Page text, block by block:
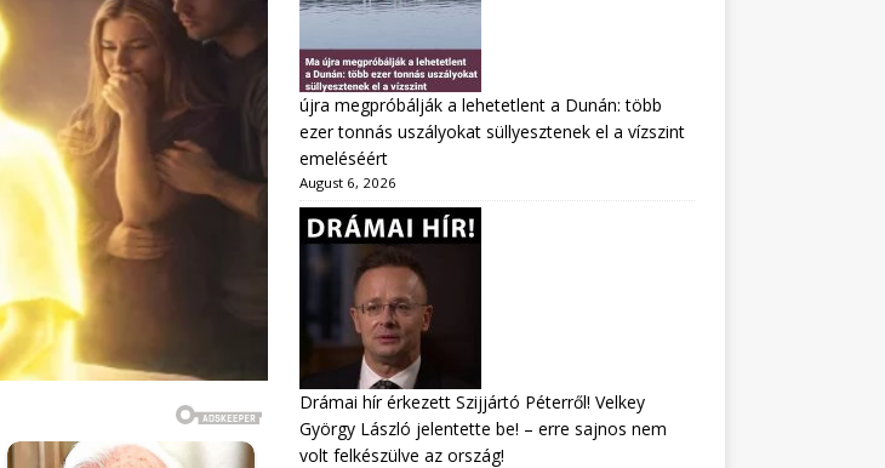
újra megpróbálják a lehetetlent a Dunán: több
ezer tonnás uszályokat süllyesztenek el a vízszint
emeléséért
August 6, 2026
Drámai hír érkezett Szijjártó Péterről! Velkey
György László jelentette be! – erre sajnos nem
volt felkészülve az ország!